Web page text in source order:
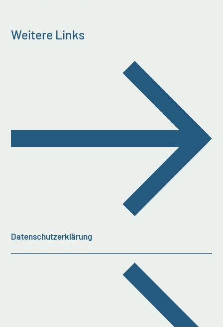
Weitere Links
Datenschutzerklärung